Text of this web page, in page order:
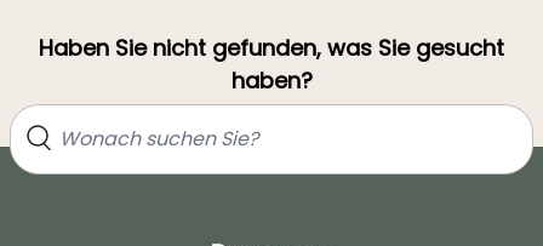
Haben Sie nicht gefunden, was Sie gesucht
haben?